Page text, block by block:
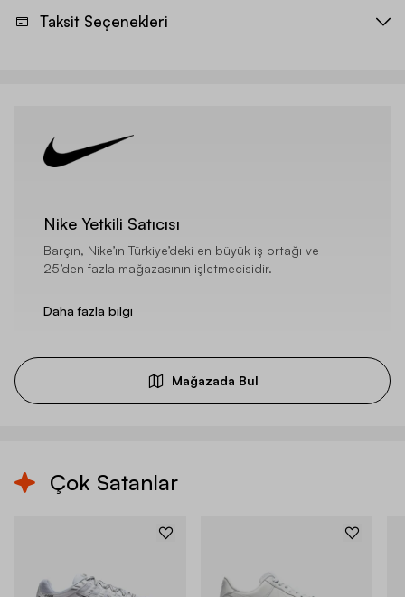
Taksit Seçenekleri
Nike Yetkili Satıcısı
Barçın, Nike’ın Türkiye’deki en büyük iş ortağı ve
25’den fazla mağazasının işletmecisidir.
Daha fazla bilgi
Mağazada Bul
Çok Satanlar